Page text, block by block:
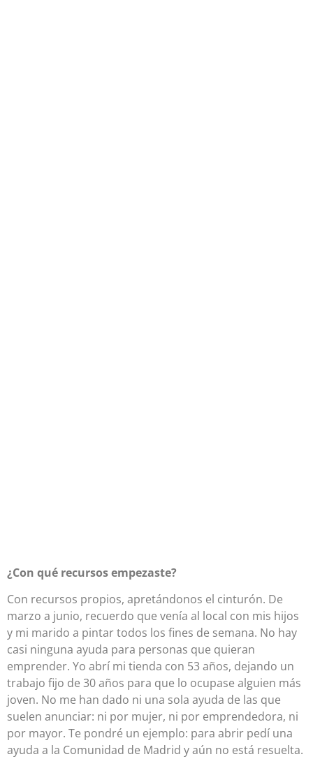
¿Con qué recursos empezaste?
Con recursos propios, apretándonos el cinturón. De
marzo a junio, recuerdo que venía al local con mis hijos
y mi marido a pintar todos los fines de semana. No hay
casi ninguna ayuda para personas que quieran
emprender. Yo abrí mi tienda con 53 años, dejando un
trabajo fijo de 30 años para que lo ocupase alguien más
joven. No me han dado ni una sola ayuda de las que
suelen anunciar: ni por mujer, ni por emprendedora, ni
por mayor. Te pondré un ejemplo: para abrir pedí una
ayuda a la Comunidad de Madrid y aún no está resuelta.